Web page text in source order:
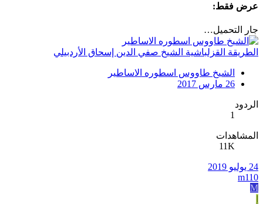
عرض فقط:
جار التحميل…
الطريقة القزلباشية الشيخ صفي الدين إسحاق الأردبيلي
الشيخ طاووس اسطوره الاساطير
26 مارس 2017
الردود
1
المشاهدات
11K
24 يوليو 2019
m110
M